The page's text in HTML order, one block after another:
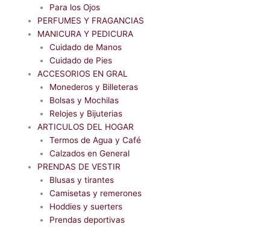
Para los Ojos
PERFUMES Y FRAGANCIAS
MANICURA Y PEDICURA
Cuidado de Manos
Cuidado de Pies
ACCESORIOS EN GRAL
Monederos y Billeteras
Bolsas y Mochilas
Relojes y Bijuterias
ARTICULOS DEL HOGAR
Termos de Agua y Café
Calzados en General
PRENDAS DE VESTIR
Blusas y tirantes
Camisetas y remerones
Hoddies y suerters
Prendas deportivas